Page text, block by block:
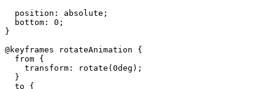
position : absolute ;
bottom : 0 ;
}
@keyframes
rotateAnimation
{
from {
transform : rotate ( 0deg );
}
to
{